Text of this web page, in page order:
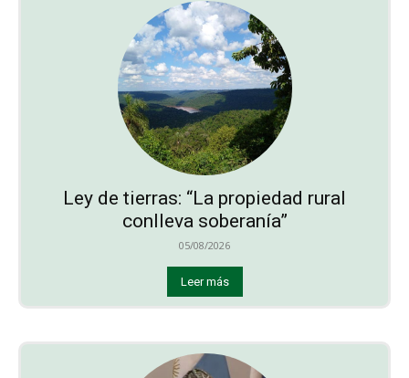
Ley de tierras: “La propiedad rural
conlleva soberanía”
05/08/2026
Leer más